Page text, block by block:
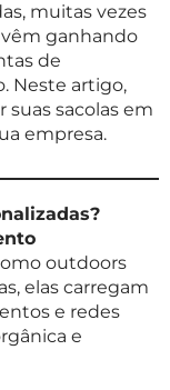
muitas vezes
ganhando
de
Neste artigo,
sacolas em
empresa.
outdoors
elas carregam
e redes
e